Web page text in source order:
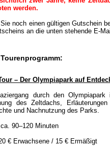
werden.
noch einen gültigen Gutschein
an die unten stehende E-
– Der Olympiapark auf
durch den
des Zeltdachs,
und Nachnutzung des Parks.
ca. 90–120 Minuten
€ Erwachsene / 15 € Ermäßigt